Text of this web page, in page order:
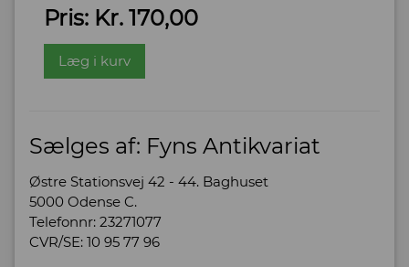
Pris: Kr. 170,00
Læg i kurv
Sælges af: Fyns Antikvariat
Østre Stationsvej 42 - 44. Baghuset
5000 Odense C.
Telefonnr: 23271077
CVR/SE: 10 95 77 96